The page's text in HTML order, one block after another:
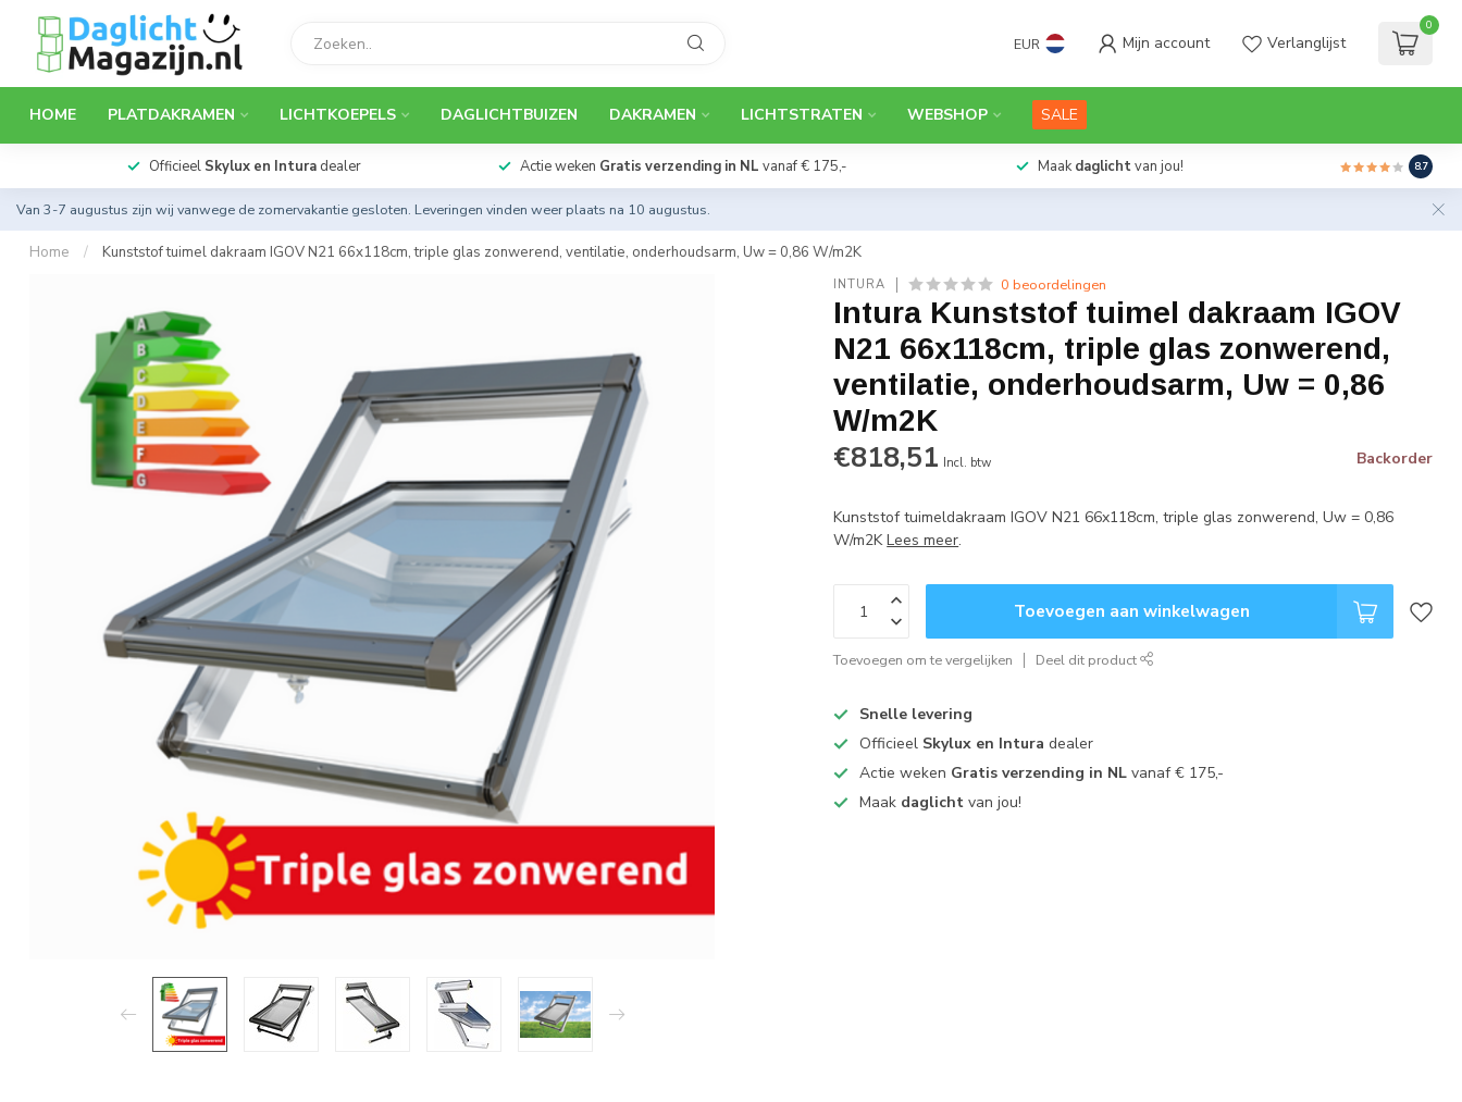
EUR Mijn account Verlanglijst
0
HOME PLATDAKRAMEN LICHTKOEPELS DAGLICHTBUIZEN DAKRAMEN LICHTSTRATEN WEBSHOP SALE
Officieel Skylux en Intura dealer Actie weken Gratis verzending in NL vanaf € 175,- Maakdaglichtvan jou! 8.7
Van 3-7 augustus zijn wij vanwege de zomervakantie gesloten. Leveringen vinden weer plaats na 10 augustus.
Home / Kunststof tuimel dakraam IGOV N21 66x118cm, triple glas zonwerend, ventilatie, onderhoudsarm, Uw = 0,86 W/m2K
INTURA 0 beoordelingen
Intura Kunststof tuimel dakraam IGOV
N21 66x118cm, triple glas zonwerend,
ventilatie, onderhoudsarm, Uw = 0,86
W/m2K
€818,51 Incl. btw Backorder
Kunststof tuimeldakraam IGOV N21 66x118cm, triple glas zonwerend, Uw = 0,86
W/m2KLees meer.
Toevoegen aan winkelwagen
Toevoegen om te vergelijken Deel dit product
Snelle levering
Officieel Skylux en Intura dealer
Actie weken Gratis verzending in NL vanaf € 175,-
Maak daglicht van jou!